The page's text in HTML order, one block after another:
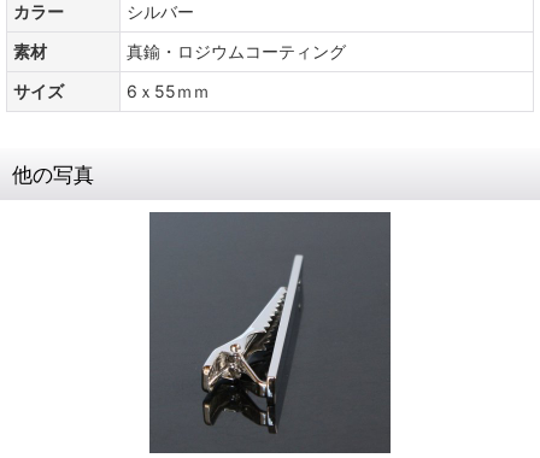
カラー
シルバー
素材
真鍮・ロジウムコーティング
サイズ
6ｘ55ｍｍ
他の写真